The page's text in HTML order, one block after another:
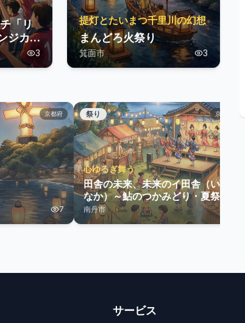
「リ
ジカ
表 vs 3
提灯とたいまつ千里川の幻想
まんどろ火祭り
箕面市 3
京都府
7
祭り 京都府
心ゆるぎ舞う
田舎の未来、未来のイ田舎（いい
なか）～鮎のつかみどり・夏祭り
～
南丹市
サービス